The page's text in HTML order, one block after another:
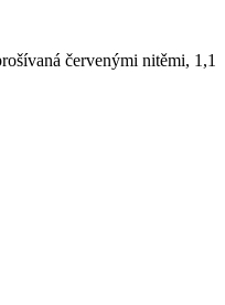
červenými nitěmi, 1,1